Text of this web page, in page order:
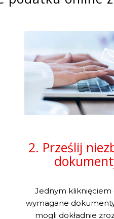
2. Prześlij
Jednym kliknięciem
wymagane
mogli dokładnie